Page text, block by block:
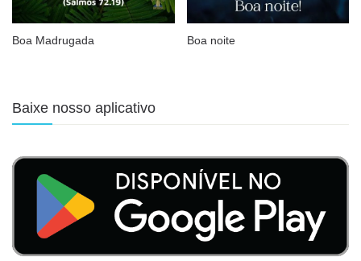
Boa Madrugada Boa noite
Baixe nosso aplicativo